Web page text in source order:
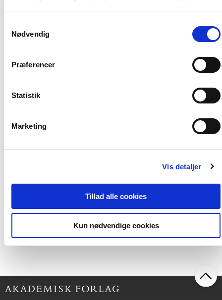
vores hjemmeside muligvis ikke fungerer optimalt, hvis du
Nødvendig
Præferencer
Statistik
Marketing
Vis detaljer
Tillad alle cookies
Kun nødvendige cookies
Søren Harnow Klausen
Fra